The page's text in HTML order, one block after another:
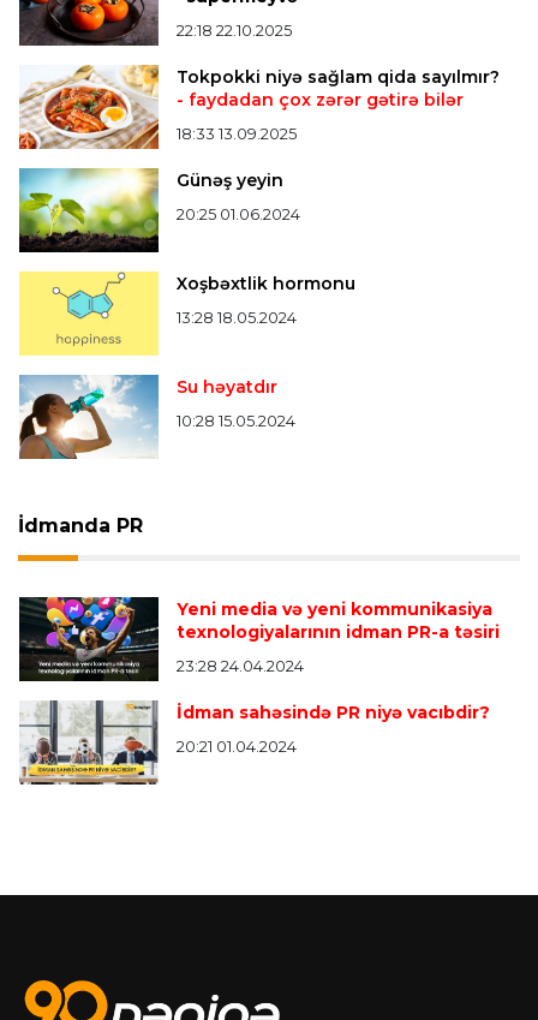
Bütün xəbərlər >>>
22:18 22.10.2025
Tokpokki niyə sağlam qida sayılmır?
- faydadan çox zərər gətirə bilər
18:33 13.09.2025
Günəş yeyin
20:25 01.06.2024
Xoşbəxtlik hormonu
13:28 18.05.2024
Su həyatdır
10:28 15.05.2024
İdmanda PR
Yeni media və yeni kommunikasiya
texnologiyalarının idman PR-a təsiri
23:28 24.04.2024
İdman sahəsində PR niyə vacıbdir?
20:21 01.04.2024